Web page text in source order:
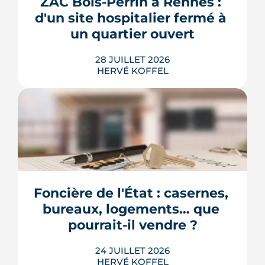
passe en revue les cas où le permis
s'impose, le dépôt en ligne et les délai...
LIRE L'ARTICLE
d'un site hospitalier fermé à
un quartier ouvert
28 JUILLET 2026
HERVÉ KOFFEL
Longtemps clos derrière les murs de
l'hôpital Guillaume-Régnier, le Bois-
Perrin s'ouvre enfin sur la ville. La
redessinera tout un pan du quartier
Jeanne-d'Arc jusqu'en 2030.
LIRE L'ARTICLE
Foncière de l'État : casernes,
bureaux, logements… que
pourrait-il vendre ?
24 JUILLET 2026
HERVÉ KOFFEL